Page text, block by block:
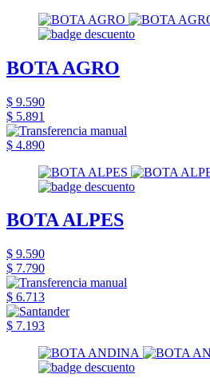
BOTA AGRO
$ 9.590
$ 5.891
$ 4.890
BOTA ALPES
$ 9.590
$ 7.790
$ 6.713
$ 7.193